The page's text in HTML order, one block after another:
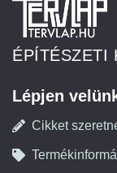
ÉPÍTÉSZETI
Lépjen
Cikket